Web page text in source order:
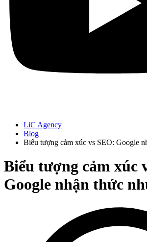
LiC Agency
Blog
Biểu tượng cảm xúc vs SEO: Google
Biểu tượng cảm xúc
Google nhận thức